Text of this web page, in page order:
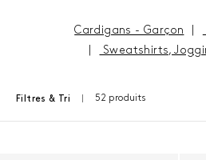
Cardigans - Garçon
Sweatshirts,
Filtres & Tri 52 produits